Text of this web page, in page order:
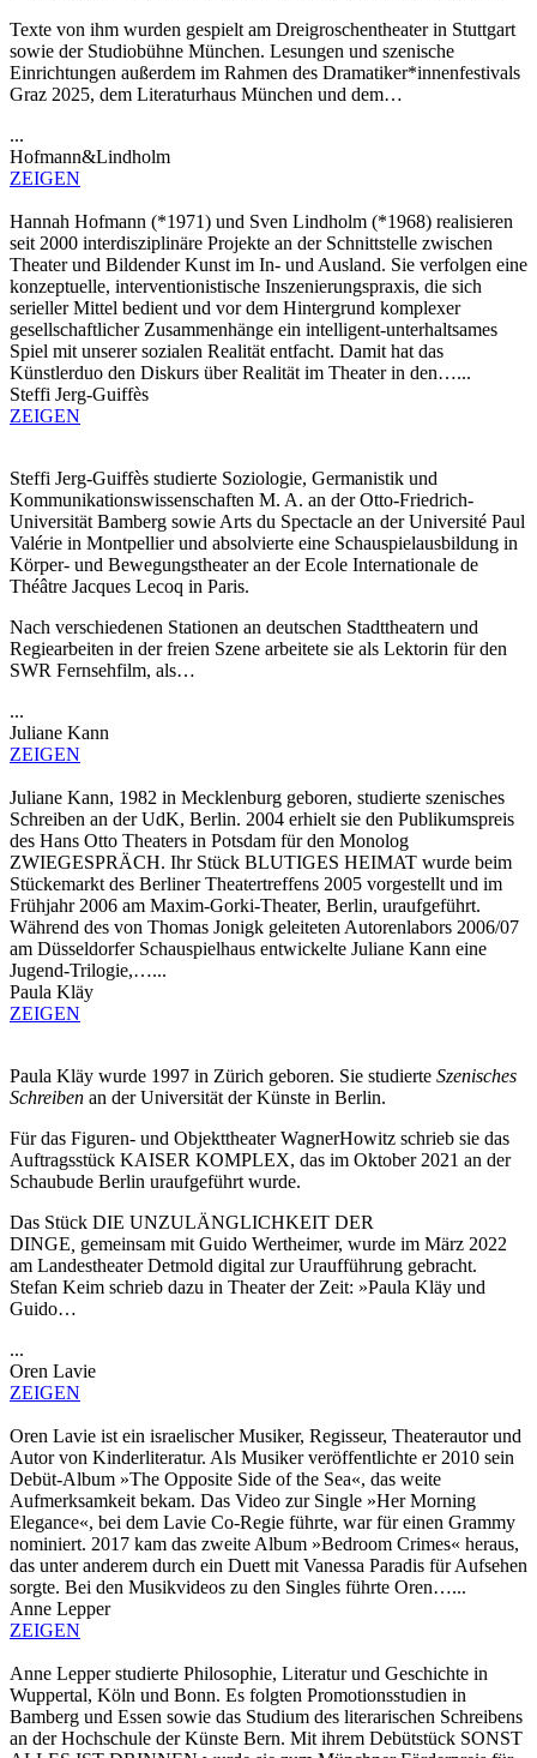
Texte von ihm wurden gespielt am Dreigroschentheater in Stuttgart
sowie der Studiobühne München. Lesungen und szenische
Einrichtungen außerdem im Rahmen des Dramatiker*innenfestivals
Graz 2025, dem Literaturhaus München und dem…
...
Hofmann&Lindholm
ZEIGEN
Hannah Hofmann (*1971) und Sven Lindholm (*1968) realisieren
seit 2000 interdisziplinäre Projekte an der Schnittstelle zwischen
Theater und Bildender Kunst im In- und Ausland. Sie verfolgen eine
konzeptuelle, interventionistische Inszenierungspraxis, die sich
serieller Mittel bedient und vor dem Hintergrund komplexer
gesellschaftlicher Zusammenhänge ein intelligent-unterhaltsames
Spiel mit unserer sozialen Realität entfacht. Damit hat das
Künstlerduo den Diskurs über Realität im Theater in den…...
Steffi Jerg-Guiffès
ZEIGEN
Steffi Jerg-Guiffès studierte Soziologie, Germanistik und
Kommunikationswissenschaften M. A. an der Otto-Friedrich-
Universität Bamberg sowie Arts du Spectacle an der Université Paul
Valérie in Montpellier und absolvierte eine Schauspielausbildung in
Körper- und Bewegungstheater an der Ecole Internationale de
Théâtre Jacques Lecoq in Paris.
Nach verschiedenen Stationen an deutschen Stadttheatern und
Regiearbeiten in der freien Szene arbeitete sie als Lektorin für den
SWR Fernsehfilm, als…
...
Juliane Kann
ZEIGEN
Juliane Kann, 1982 in Mecklenburg geboren, studierte szenisches
Schreiben an der UdK, Berlin. 2004 erhielt sie den Publikumspreis
des Hans Otto Theaters in Potsdam für den Monolog
ZWIEGESPRÄCH. Ihr Stück BLUTIGES HEIMAT wurde beim
Stückemarkt des Berliner Theatertreffens 2005 vorgestellt und im
Frühjahr 2006 am Maxim-Gorki-Theater, Berlin, uraufgeführt.
Während des von Thomas Jonigk geleiteten Autorenlabors 2006/07
am Düsseldorfer Schauspielhaus entwickelte Juliane Kann eine
Jugend-Trilogie,…...
Paula Kläy
ZEIGEN
Paula Kläy wurde 1997 in Zürich geboren. Sie studierte Szenisches
Schreiben an der Universität der Künste in Berlin.
Für das Figuren- und Objekttheater WagnerHowitz schrieb sie das
Auftragsstück KAISER KOMPLEX, das im Oktober 2021 an der
Schaubude Berlin uraufgeführt wurde.
Das Stück DIE UNZULÄNGLICHKEIT DER
DINGE gemeinsam mit Guido Wertheimer, wurde im März 2022
am Landestheater Detmold digital zur Uraufführung gebracht.
Stefan Keim schrieb dazu in Theater der Zeit: »Paula Kläy und
Guido…
...
Oren Lavie
ZEIGEN
Oren Lavie ist ein israelischer Musiker, Regisseur, Theaterautor und
Autor von Kinderliteratur. Als Musiker veröffentlichte er 2010 sein
Debüt-Album »The Opposite Side of the Sea«, das weite
Aufmerksamkeit bekam. Das Video zur Single »Her Morning
Elegance«, bei dem Lavie Co-Regie führte, war für einen Grammy
nominiert. 2017 kam das zweite Album »Bedroom Crimes« heraus,
das unter anderem durch ein Duett mit Vanessa Paradis für Aufsehen
sorgte. Bei den Musikvideos zu den Singles führte Oren…...
Anne Lepper
ZEIGEN
Anne Lepper studierte Philosophie, Literatur und Geschichte in
Wuppertal, Köln und Bonn. Es folgten Promotionsstudien in
Bamberg und Essen sowie das Studium des literarischen Schreibens
an der Hochschule der Künste Bern. Mit ihrem Debütstück SONST